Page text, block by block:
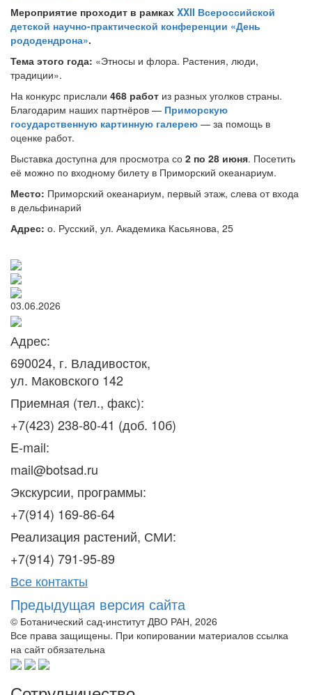
Мероприятие проходит в рамках XXII Всероссийской
детской научно-практической конференции «День
рододендрона».
Тема этого года: «Этносы и флора. Растения, люди,
традиции».
На конкурс прислали 468 работ из разных уголков страны.
Благодарим наших партнёров — Приморскую
государственную картинную галерею — за помощь в
оценке работ.
Выставка доступна для просмотра со 2 по 28 июня. Посетить
её можно по входному билету в Приморский океанариум.
Место: Приморский океанариум, первый этаж, слева от входа
в дельфинарий
Адрес: о. Русский, ул. Академика Касьянова, 25
03.06.2026
Адрес:
690024, г. Владивосток,
ул. Маковского 142
Приемная (тел., факс):
+7(423) 238-80-41 (доб. 10б)
E-mail:
mail@botsad.ru
Экскурсии, программы:
+7(914) 169-86-64
Реализация растений, СМИ:
+7(914) 791-95-89
Все контакты
Предыдущая версия сайта
© Ботанический сад-институт ДВО РАН, 2026
Все права защищены. При копировании материалов ссылка
на сайт обязательна